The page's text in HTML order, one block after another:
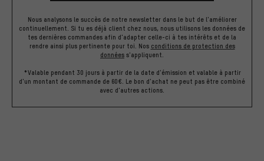
Nous analysons le succès de notre newsletter dans le but de l'améliorer
continuellement. Si tu es déjà client chez nous, nous utilisons les données de
tes dernières commandes afin d'adapter celle-ci à tes intérêts et de la
rendre ainsi plus pertinente pour toi. Nos conditions de protection des
données s'appliquent.
*Valable pendant 30 jours à partir de la date d'émission et valable à partir
d'un montant de commande de 60€. Le bon d'achat ne peut pas être combiné
avec d'autres actions.